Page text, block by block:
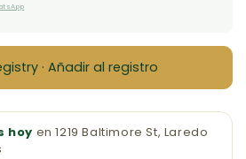
· Añadir al registro
hoy en 1219 Baltimore St, Laredo